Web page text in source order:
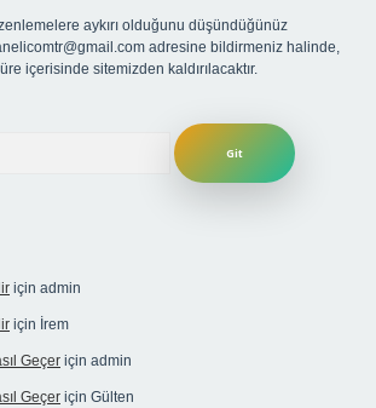
aykırı olduğunu düşündüğünüz
adresine bildirmeniz halinde,
içerisinde sitemizden kaldırılacaktır.
için admin
için İrem
Geçer için admin
Geçer için Gülten